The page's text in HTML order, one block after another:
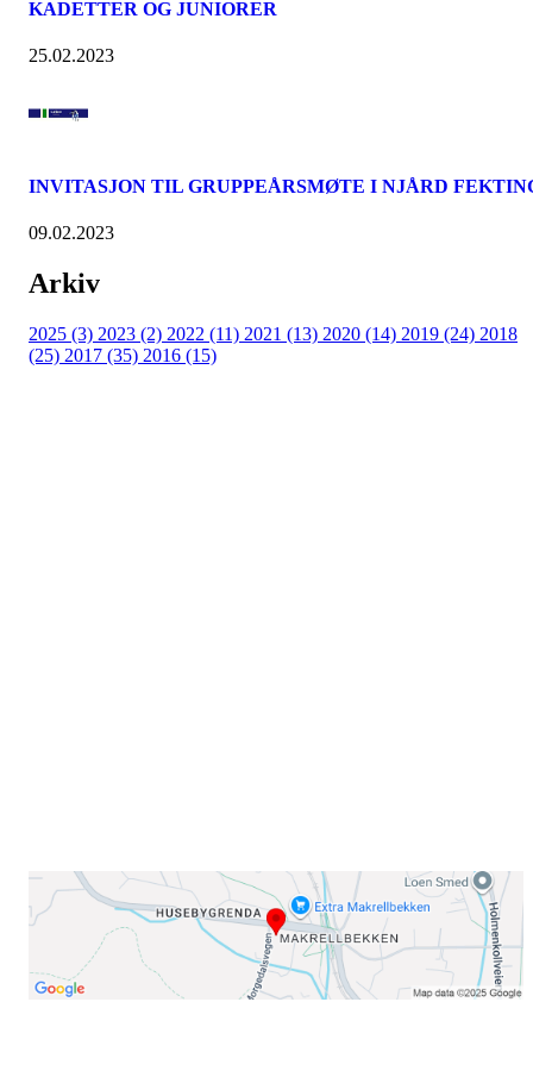
KADETTER OG JUNIORER
25.02.2023
INVITASJON TIL GRUPPEÅRSMØTE I NJÅRD
09.02.2023
Arkiv
2025 (3) 2023 (2) 2022 (11) 2021 (13) 2020 (14) 2019 (24) 2018
(25) 2017 (35) 2016 (15)